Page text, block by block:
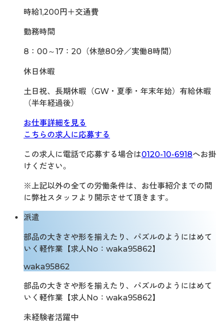
時給1,200円＋交通費
勤務時間
8：00～17：20（休憩80分／実働8時間）
休日休暇
土日祝、長期休暇（GW・夏季・年末年始）有給休暇
（半年経過後）
お仕事詳細を見る
こちらの求人に応募する
この求人に電話で応募する場合は0120-10-6918へお掛
けください。
※上記以外の全ての労働条件は、お仕事紹介までの間
に弊社スタッフより開示させて頂きます。
派遣
部品の大きさや形を揃えたり、パズルのようにはめて
いく軽作業【求人No：waka95862】
waka95862
部品の大きさや形を揃えたり、パズルのようにはめて
いく軽作業【求人No：waka95862】
未経験者活躍中